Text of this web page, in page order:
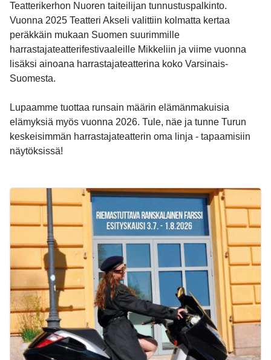
Teatterikerhon Nuoren taiteilijan tunnustuspalkinto.
Vuonna 2025 Teatteri Akseli valittiin kolmatta kertaa
peräkkäin mukaan Suomen suurimmille
harrastajateatterifestivaaleille Mikkeliin ja viime vuonna
lisäksi ainoana harrastajateatterina koko Varsinais-
Suomesta.
Lupaamme tuottaa runsain määrin elämänmakuisia
elämyksiä myös vuonna 2026. Tule, näe ja tunne Turun
keskeisimmän harrastajateatterin oma linja - tapaamisiin
näytöksissä!